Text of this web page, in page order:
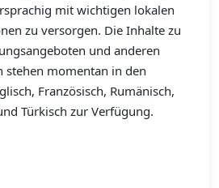
mit wichtigen lokalen
zu versorgen. Die Inhalte zu
und anderen
momentan in den
Französisch, Rumänisch,
Türkisch zur Verfügung.